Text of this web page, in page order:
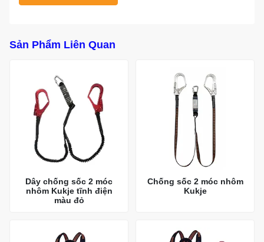
Sản Phẩm Liên Quan
Dây chống sốc 2 móc
nhôm Kukje tĩnh điện
màu đỏ
Chống sốc 2 móc nhôm
Kukje